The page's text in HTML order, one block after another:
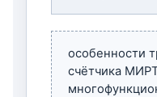
особенности
счётчика